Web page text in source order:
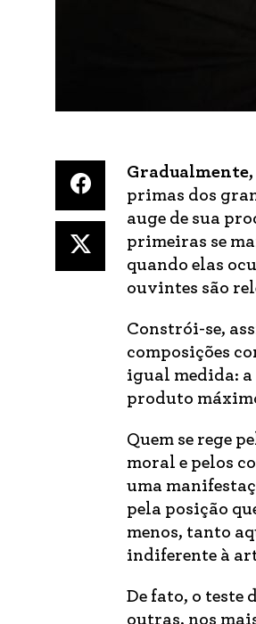
Gradualmente,
primas dos
auge de sua
primeiras se
quando elas
ouvintes são
Constrói-se,
composições
igual medida: a
produto
Quem se rege
moral e pelos
uma
pela posição
menos, tanto
indiferente à
De fato, o teste
outras, nos